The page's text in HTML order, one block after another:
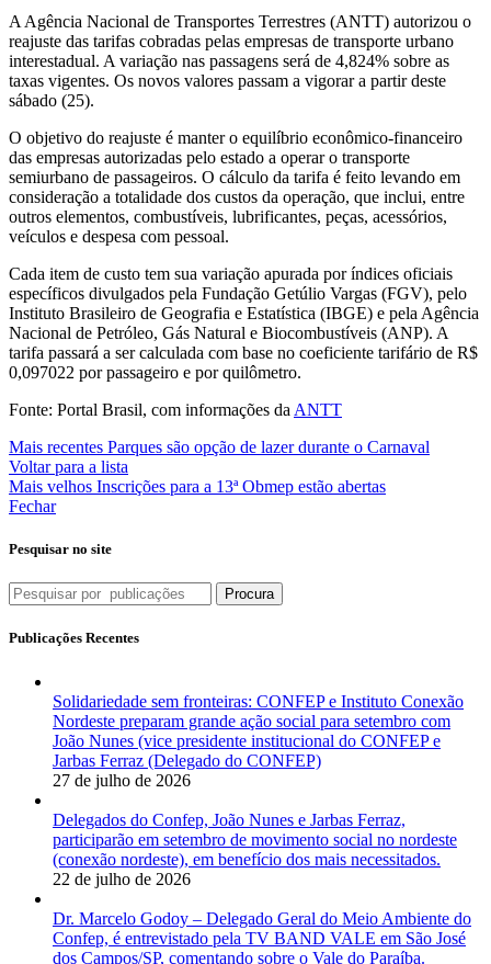
A Agência Nacional de Transportes Terrestres (ANTT) autorizou o
reajuste das tarifas cobradas pelas empresas de transporte urbano
interestadual. A variação nas passagens será de 4,824% sobre as
taxas vigentes. Os novos valores passam a vigorar a partir deste
sábado (25).
O objetivo do reajuste é manter o equilíbrio econômico-financeiro
das empresas autorizadas pelo estado a operar o transporte
semiurbano de passageiros. O cálculo da tarifa é feito levando em
consideração a totalidade dos custos da operação, que inclui, entre
outros elementos, combustíveis, lubrificantes, peças, acessórios,
veículos e despesa com pessoal.
Cada item de custo tem sua variação apurada por índices oficiais
específicos divulgados pela Fundação Getúlio Vargas (FGV), pelo
Instituto Brasileiro de Geografia e Estatística (IBGE) e pela Agência
Nacional de Petróleo, Gás Natural e Biocombustíveis (ANP). A
tarifa passará a ser calculada com base no coeficiente tarifário de R$
0,097022 por passageiro e por quilômetro.
Fonte: Portal Brasil, com informações da ANTT
Mais recentes Parques são opção de lazer durante o Carnaval
Voltar para a lista
Mais velhos Inscrições para a 13ª Obmep estão abertas
Fechar
Pesquisar no site
Procura
Publicações Recentes
Solidariedade sem fronteiras: CONFEP e Instituto Conexão
Nordeste preparam grande ação social para setembro com
João Nunes (vice presidente institucional do CONFEP e
Jarbas Ferraz (Delegado do CONFEP)
27 de julho de 2026
Delegados do Confep, João Nunes e Jarbas Ferraz,
participarão em setembro de movimento social no nordeste
(conexão nordeste), em benefício dos mais necessitados.
22 de julho de 2026
Dr. Marcelo Godoy – Delegado Geral do Meio Ambiente do
Confep, é entrevistado pela TV BAND VALE em São José
dos Campos/SP, comentando sobre o Vale do Paraíba.